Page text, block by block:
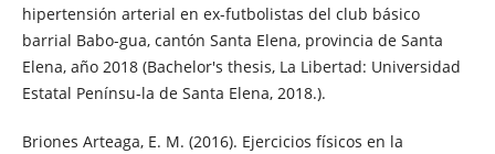
hipertensión arterial en ex-futbolistas del club básico
barrial Babo-gua, cantón Santa Elena, provincia de Santa
Elena, año 2018 (Bachelor's thesis, La Libertad: Universidad
Estatal Penínsu-la de Santa Elena, 2018.).
Briones Arteaga, E. M. (2016). Ejercicios físicos en la